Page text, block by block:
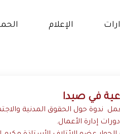
الإعلام
في صيدا
ندوة حول الحقوق المدنية
إدارة الأعمال.